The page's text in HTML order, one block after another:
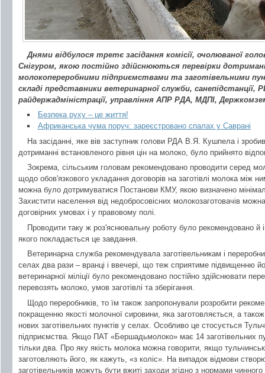
Днями відбулося третє засідання комісії, очолюваної
Снігуром, якою постійно здійснюються перевірки
молокопереробними підприємствами та заготівельними
складі представники ветеринарної служби,
райдержадміністрації, управління АПР РДА, МДПІ,
Безпека руху – це життя!
Африканська чума поруч: зареєстровано спалах у Саврані
На засіданні, яке вів заступник голови РДА В.Я. Кушпела і
дотриманні встановленого рівня цін на молоко, було прийнято
Зокрема, сільським головам рекомендовано проводити серед
щодо обов'язкового укладання договорів на заготівлі молока між
можна було дотримуватися Постанови КМУ, якою визначено
Захистити населення від недобросовісних молокозаготовачів
договірних умовах і у правовому полі.
Проводити таку ж роз'яснювальну роботу було рекомендовано й
якого покладається це завдання.
Ветеринарна служба рекомендувала заготівельникам і
селах два рази – вранці і ввечері, що теж сприятиме підвищенню
ветеринарної міліції було рекомендовано постійно здійснювати
перевозять молоко, умов заготівлі та зберігання.
Щодо переробників, то їм також запропонували розробити
покращенню якості молочної сировини, яка заготовляється, а
нових заготівельних пунктів у селах. Особливо це стосується
підприємства. Якщо ПАТ «Бершадьмолоко» має 14 заготівельних
тільки два. Про яку якість молока можна говорити, якщо
заготовляють його, як кажуть, «з коліс». На випадок відмови
заготівельників можуть бути вжиті заходи згідно з нормами